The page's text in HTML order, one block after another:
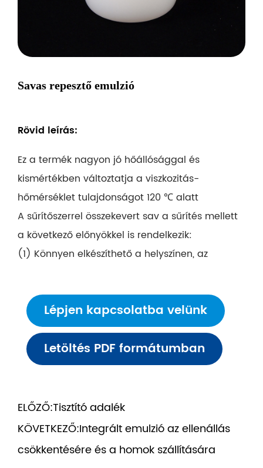
Savas repesztő emulzió
Rövid leírás:
Ez a termék nagyon jó hőállósággal és
kismértékben változtatja a viszkozitás-
hőmérséklet tulajdonságot 120 ℃ alatt
A sűrítőszerrel összekevert sav a sűrítés mellett
a következő előnyökkel is rendelkezik:
(1) Könnyen elkészíthető a helyszínen, az
(2) Sótolerancia és hőállóság. A termék
kationos polimer, amely megakadályozhatja az
agyag duzzadását és a részecskék migrációját;
(3) Jó vízelvezetési teljesítmény;
(4) Jó kompatibilitás más adalékokkal, például
adalékanyaggal stb. a savasító folyadékban;
(5) Csökkentse a savas kőzet
reakciósebességét és a savveszteség
Lépjen kapcsolatba velünk
Letöltés PDF formátumban
ELŐZŐ:Tisztító adalék
KÖVETKEZŐ:Integrált emulzió az ellenállás
csökkentésére és a homok szállítására